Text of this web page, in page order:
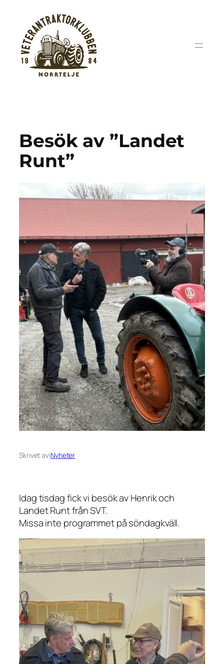
innehåll
Besök av ”Landet
Runt”
Skrivet aviNyheter
Idag tisdag fick vi besök av Henrik och
Landet Runt från SVT.
Missa inte programmet på söndagkväll.